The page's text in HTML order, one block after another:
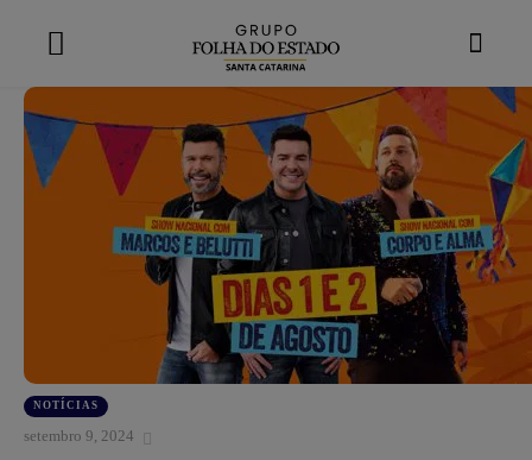
NOTÍCIAS
setembro 9, 2024